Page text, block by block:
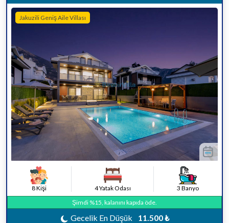
Jakuzili Geniş Aile Villası
8 Kişi 4 Yatak Odası
3 Banyo
Şimdi %15, kalanını kapıda öde.
Gecelik En Düşük 11.500 ₺